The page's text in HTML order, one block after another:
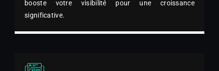
booste votre visibilité pour une croissance
significative.